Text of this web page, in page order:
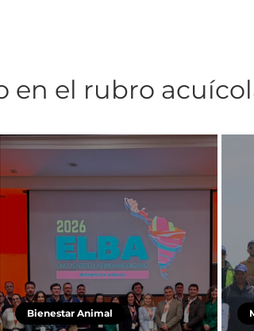
en el rubro
Bienestar Animal